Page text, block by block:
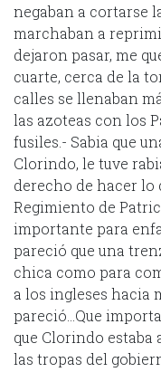
negaban a cortarse
marchaban a
dejaron pasar, me
cuarte, cerca de la
calles se llenaban
las azoteas con los
fusiles.- Sabia que
Clorindo, le tuve
derecho de hacer lo
Regimiento de
importante para
pareció que una
chica como para
a los ingleses hacia
pareció…Que
que Clorindo
las tropas del